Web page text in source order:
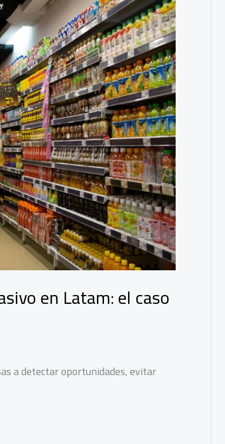
en Latam: el caso
a detectar oportunidades, evitar